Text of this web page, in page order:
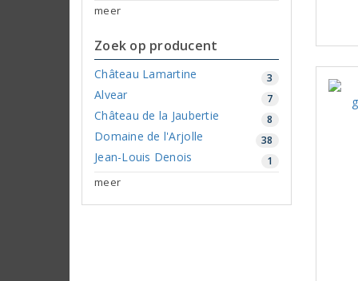
meer
Zoek op producent
Château Lamartine 3
Alvear 7
Château de la Jaubertie 8
Domaine de l'Arjolle 38
Jean-Louis Denois 1
meer